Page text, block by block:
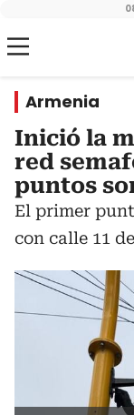
Armenia
Inició la
red
puntos
El primer
con calle 11